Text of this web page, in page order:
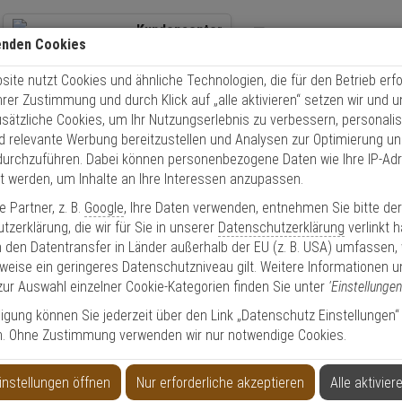
Kundencenter
Kontaktservice nutzen
Mo. - Do.: 8:00 - 16:30 Fr. 8:00 - 14:00 Uhr
Zutritt Einbruch Brand
mit Transformator
Produktinformationen
Zubehörartikel, Gehäuse
Cookies
nutzt Cookies und ähnliche Technologien, die für den Betrieb
Zustimmung und durch Klick auf „alle aktivieren“ setzen wir und
Cookies, um Ihr Nutzungserlebnis zu verbessern,
relevante Werbung bereitzustellen und Analysen zur Optimierung
Dabei können personenbezogene Daten wie Ihre IP-
werden, um Inhalte an Ihre Interessen anzupassen.
Partner, z. B. Google, Ihre Daten verwenden, entnehmen Sie bitte
die wir für Sie in unserer Datenschutzerklärung verlinkt
den Datentransfer in Länder außerhalb der EU (z. B. USA) umfassen,
ein geringeres Datenschutzniveau gilt. Weitere Informationen
Auswahl einzelner Cookie-Kategorien finden Sie unter
können Sie jederzeit über den Link „Datenschutz
Ohne Zustimmung verwenden wir nur notwendige Cookies.
öffnen Nur erforderliche akzeptieren Alle